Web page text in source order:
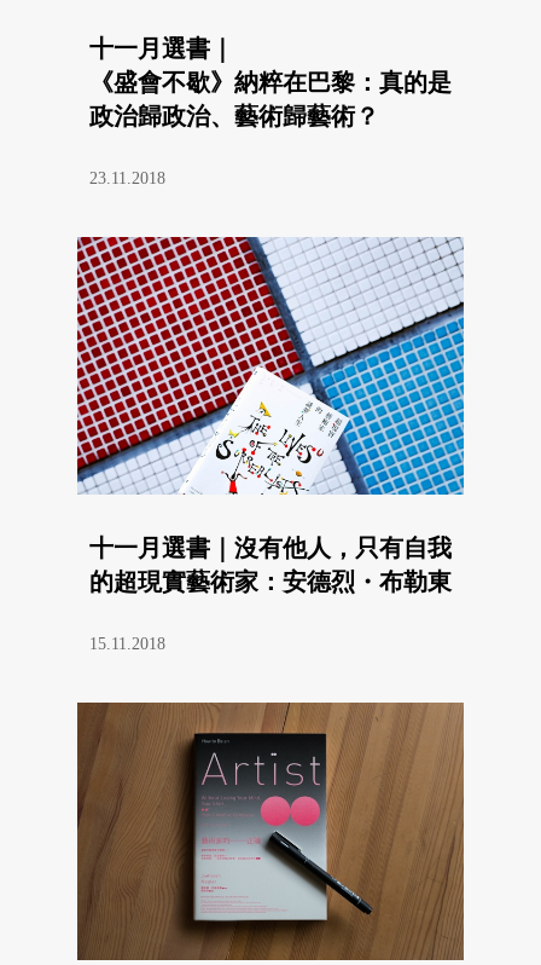
十一月選書｜
《盛會不歇》納粹在巴黎：真的是
政治歸政治、藝術歸藝術？
23.11.2018
十一月選書｜沒有他人，只有自我
的超現實藝術家：安德烈・布勒東
15.11.2018